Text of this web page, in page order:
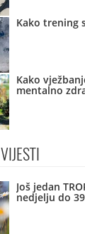
Kako trening
Kako
mentalno
VIJESTI
Još jedan
nedjelju do 39